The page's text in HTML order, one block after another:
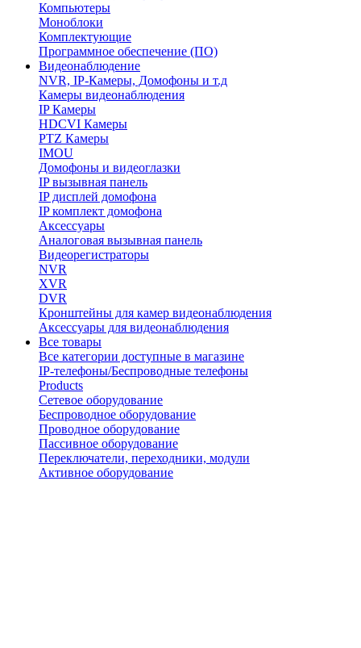
Компьютеры
Моноблоки
Комплектующие
Программное обеспечение (ПО)
Видеонаблюдение
NVR, IP-Камеры, Домофоны и т.д
Камеры видеонаблюдения
IP Камеры
HDCVI Камеры
PTZ Камеры
IMOU
Домофоны и видеоглазки
IP вызывная панель
IP дисплей домофона
IP комплект домофона
Аксессуары
Аналоговая вызывная панель
Видеорегистраторы
NVR
XVR
DVR
Кронштейны для камер видеонаблюдения
Аксессуары для видеонаблюдения
Все товары
Все категории доступные в магазине
IP-телефоны/Беспроводные телефоны
Products
Сетевое оборудование
Беспроводное оборудование
Проводное оборудование
Пассивное оборудование
Переключатели, переходники, модули
Активное оборудование